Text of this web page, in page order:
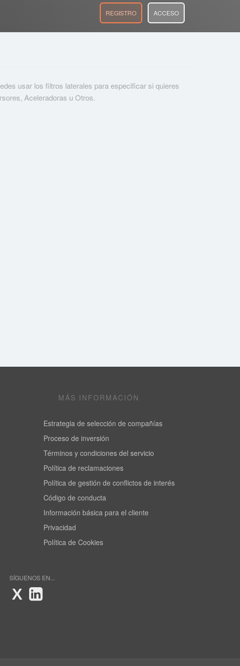
REGISTRO ACCESO
usar los filtros laterales para especificar si quieres
Aceleradoras u Otros.
MÁS INFORMACIÓN
Estrategia de selección de compañías
Proceso de inversión
Términos y condiciones del servicio
Política de reclamaciones
Política de gestión de conflictos de interés
Código de conducta
Información básica para el cliente
Privacidad
Política de Cookies
SÍGUENOS EN...
X